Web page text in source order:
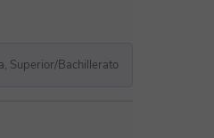
Superior/Bachillerato